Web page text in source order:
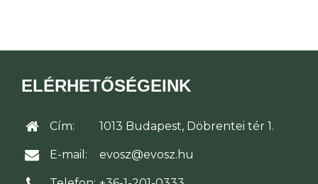
ELÉRHETŐSÉGEINK
Cím: 1013 Budapest, Döbrentei tér 1.
E-mail: evosz@evosz.hu